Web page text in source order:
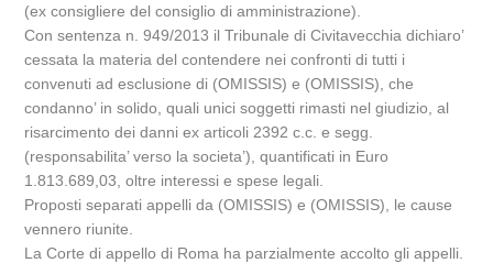
(ex consigliere del consiglio di amministrazione).
Con sentenza n. 949/2013 il Tribunale di Civitavecchia dichiaro’
cessata la materia del contendere nei confronti di tutti i
convenuti ad esclusione di (OMISSIS) e (OMISSIS), che
condanno’ in solido, quali unici soggetti rimasti nel giudizio, al
risarcimento dei danni ex articoli 2392 c.c. e segg.
(responsabilita’ verso la societa’), quantificati in Euro
1.813.689,03, oltre interessi e spese legali.
Proposti separati appelli da (OMISSIS) e (OMISSIS), le cause
vennero riunite.
La Corte di appello di Roma ha parzialmente accolto gli appelli.